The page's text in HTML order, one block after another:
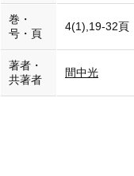
巻・
号・頁
4(1),19-32頁
著者・
共著者
間中光